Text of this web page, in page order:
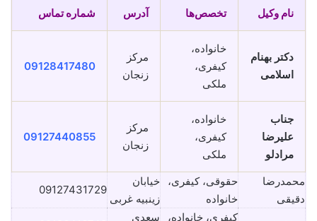
نام وکیل تخصص‌ها آدرس شماره تماس
دکتر بهنام
اسلامی
خانواده،
کیفری،
ملکی
مرکز
زنجان
09128417480
جناب
علیرضا
مرادلو
خانواده،
کیفری،
ملکی
مرکز
زنجان
09127440855
محمدرضا
دقیقی
حقوقی، کیفری،
خانواده
خیابان
زینبیه غربی
09127431729
کیفری، خانواده،
سعدی